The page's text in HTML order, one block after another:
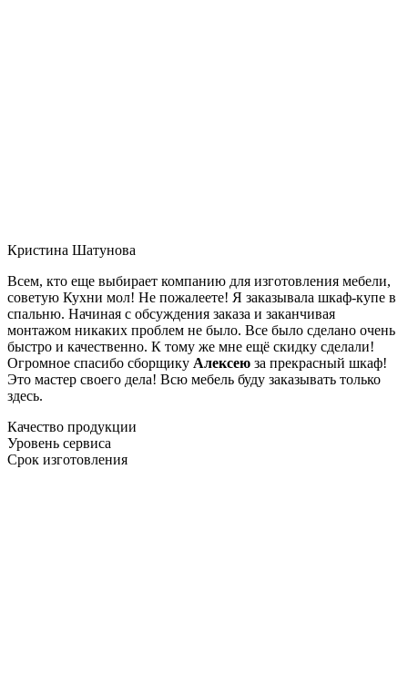
Кристина Шатунова
Всем, кто еще выбирает компанию для изготовления мебели,
советую Кухни мол! Не пожалеете! Я заказывала шкаф-купе в
спальню. Начиная с обсуждения заказа и заканчивая
монтажом никаких проблем не было. Все было сделано очень
быстро и качественно. К тому же мне ещё скидку сделали!
Огромное спасибо сборщику Алексею за прекрасный шкаф!
Это мастер своего дела! Всю мебель буду заказывать только
здесь.
Качество продукции
Уровень сервиса
Срок изготовления